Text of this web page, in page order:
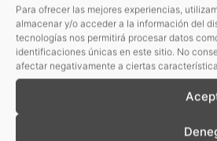
Para ofrecer las mejores experiencias,
almacenar y/o acceder a la información del
tecnologías nos permitirá procesar datos
identificaciones únicas en este sitio. No
afectar negativamente a ciertas
Profesionales
del
sector
nos lo
Aquí un